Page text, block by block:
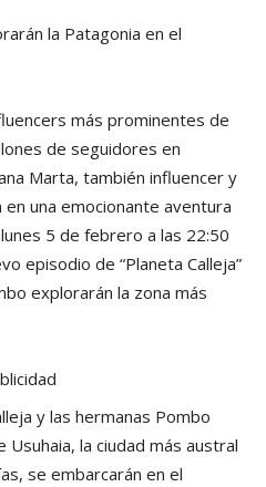
la Patagonia en el
más prominentes de
de seguidores en
Marta, también influencer y
una emocionante aventura
5 de febrero a las 22:50
episodio de “Planeta Calleja”
explorarán la zona más
y las hermanas Pombo
la ciudad más austral
se embarcarán en el